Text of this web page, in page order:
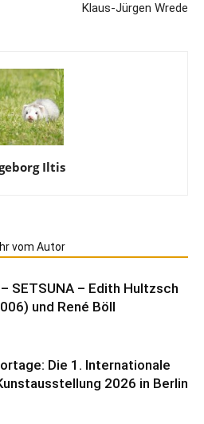
Klaus-Jürgen Wrede
Iltis
vom Autor
– SETSUNA – Edith Hultzsch
und René Böll
Die 1. Internationale
2026 in Berlin